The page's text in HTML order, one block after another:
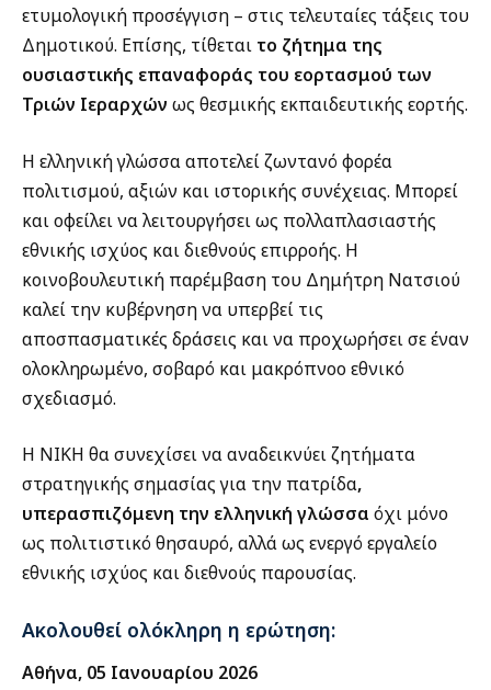
ετυμολογική προσέγγιση – στις τελευταίες τάξεις του
Δημοτικού. Επίσης, τίθεται το ζήτημα της
ουσιαστικής επαναφοράς του εορτασμού των
Τριών Ιεραρχών ως θεσμικής εκπαιδευτικής εορτής.
Η ελληνική γλώσσα αποτελεί ζωντανό φορέα
πολιτισμού, αξιών και ιστορικής συνέχειας. Μπορεί
και οφείλει να λειτουργήσει ως πολλαπλασιαστής
εθνικής ισχύος και διεθνούς επιρροής. Η
κοινοβουλευτική παρέμβαση του Δημήτρη Νατσιού
καλεί την κυβέρνηση να υπερβεί τις
αποσπασματικές δράσεις και να προχωρήσει σε έναν
ολοκληρωμένο, σοβαρό και μακρόπνοο εθνικό
σχεδιασμό.
Η ΝΙΚΗ θα συνεχίσει να αναδεικνύει ζητήματα
στρατηγικής σημασίας για την πατρίδα,
υπερασπιζόμενη την ελληνική γλώσσα όχι μόνο
ως πολιτιστικό θησαυρό, αλλά ως ενεργό εργαλείο
εθνικής ισχύος και διεθνούς παρουσίας.
Ακολουθεί ολόκληρη η ερώτηση:
Αθήνα, 05 Ιανουαρίου 2026